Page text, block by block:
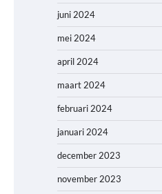
juni 2024
mei 2024
april 2024
maart 2024
februari 2024
januari 2024
december 2023
november 2023